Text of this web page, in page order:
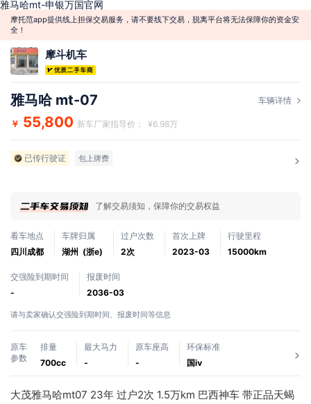
雅马哈mt-申银万国官网
摩托范app提供线上担保交易服务，请不要线下交易，脱离平台将无法保障你的资金安
全！
摩斗机车
雅马哈 mt-07 车辆详情
￥ 55,800 新车厂家指导价： ¥6.98万
已传行驶证 包上牌费
了解交易须知，保障你的交易权益
看车地点
四川成都
车牌归属
湖州 (浙e)
过户次数
2次
首次上牌
2023-03
行驶里程
15000km
交强险到期时间
-
报废时间
2036-03
请与卖家确认交强险到期时间、报废时间等信息
原车
参数
排量
700cc
最大马力
-
原车座高
-
环保标准
国ⅳ
大茂雅马哈mt07 23年 过户2次 1.5万km 巴西神车 带正品天蝎